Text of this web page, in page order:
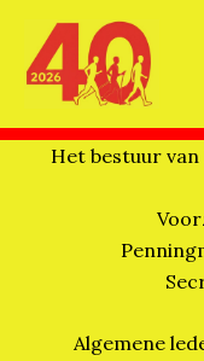
naar
Het bestuur
Algemene